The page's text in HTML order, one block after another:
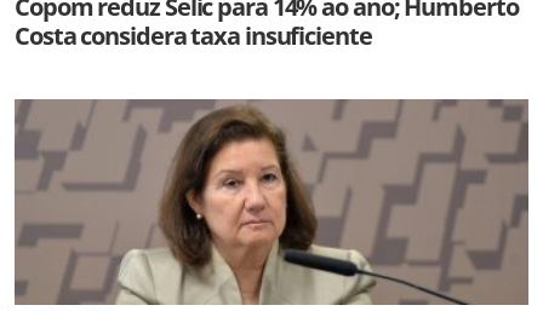
Copom reduz Selic para 14% ao ano; Humberto
Costa considera taxa insuficiente